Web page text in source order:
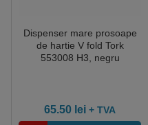
Dispenser mare prosoape
de hartie V fold Tork
553008 H3, negru
65.50 lei + TVA